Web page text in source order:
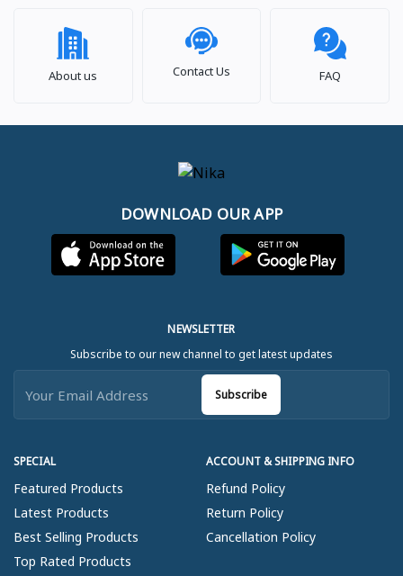
About us Contact Us FAQ
DOWNLOAD OUR APP
SPECIAL
Featured Products
Latest Products
Best Selling Products
Top Rated Products
ACCOUNT & SHIPPING INFO
Refund Policy
Return Policy
Cancellation Policy
NEWSLETTER
Subscribe to our new channel to get latest updates
Subscribe